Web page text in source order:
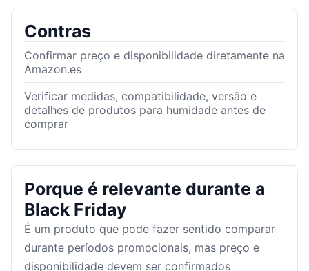
Contras
Confirmar preço e disponibilidade diretamente na
Amazon.es
Verificar medidas, compatibilidade, versão e
detalhes de produtos para humidade antes de
comprar
Porque é relevante durante a
Black Friday
É um produto que pode fazer sentido comparar
durante períodos promocionais, mas preço e
disponibilidade devem ser confirmados